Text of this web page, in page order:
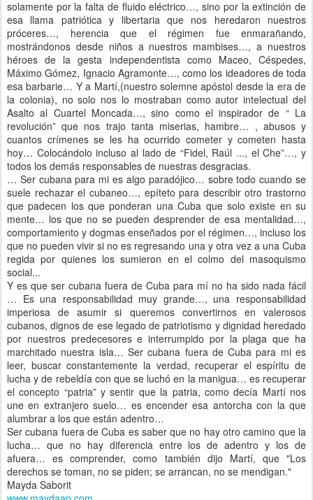
solamente por la falta de fluido eléctrico…, sino por la extinción de
esa llama patriótica y libertaria que nos heredaron nuestros
próceres…, herencia que el régimen fue enmarañando,
mostrándonos desde niños a nuestros mambises…, a nuestros
héroes de la gesta independentista como Maceo, Céspedes,
Máximo Gómez, Ignacio Agramonte…, como los ideadores de toda
esa barbarie… Y a Martí,(nuestro solemne apóstol desde la era de
la colonia), no solo nos lo mostraban como autor intelectual del
Asalto al Cuartel Moncada…, sino como el inspirador de “ La
revolución” que nos trajo tanta miserias, hambre… , abusos y
cuantos crímenes se les ha ocurrido cometer y cometen hasta
hoy… Colocándolo incluso al lado de “Fidel, Raúl ..., el Che”…, y
todos los demás responsables de nuestras desgracias.
… Ser cubana para mi es algo paradójico… sobre todo cuando se
suele rechazar el cubaneo…, epíteto para describir otro trastorno
que padecen los que ponderan una Cuba que solo existe en su
mente… los que no se pueden desprender de esa mentalidad…,
comportamiento y dogmas enseñados por el régimen…, incluso los
que no pueden vivir si no es regresando una y otra vez a una Cuba
regida por quienes los sumieron en el colmo del masoquismo
social...
Y es que ser cubana fuera de Cuba para mí no ha sido nada fácil
… Es una responsabilidad muy grande…, una responsabilidad
imperiosa de asumir si queremos convertirnos en valerosos
cubanos, dignos de ese legado de patriotismo y dignidad heredado
por nuestros predecesores e interrumpido por la plaga que ha
marchitado nuestra isla… Ser cubana fuera de Cuba para mi es
leer, buscar constantemente la verdad, recuperar el espíritu de
lucha y de rebeldía con que se luchó en la manigua… es recuperar
el concepto “patria” y sentir que la patria, como decía Martí nos
une en extranjero suelo… es encender esa antorcha con la que
alumbrar a los que están adentro…
Ser cubana fuera de Cuba es saber que no hay otro camino que la
lucha… que no hay diferencia entre los de adentro y los de
afuera… es comprender, como también dijo Martí, que "Los
derechos se toman, no se piden; se arrancan, no se mendigan."
Mayda Saborit